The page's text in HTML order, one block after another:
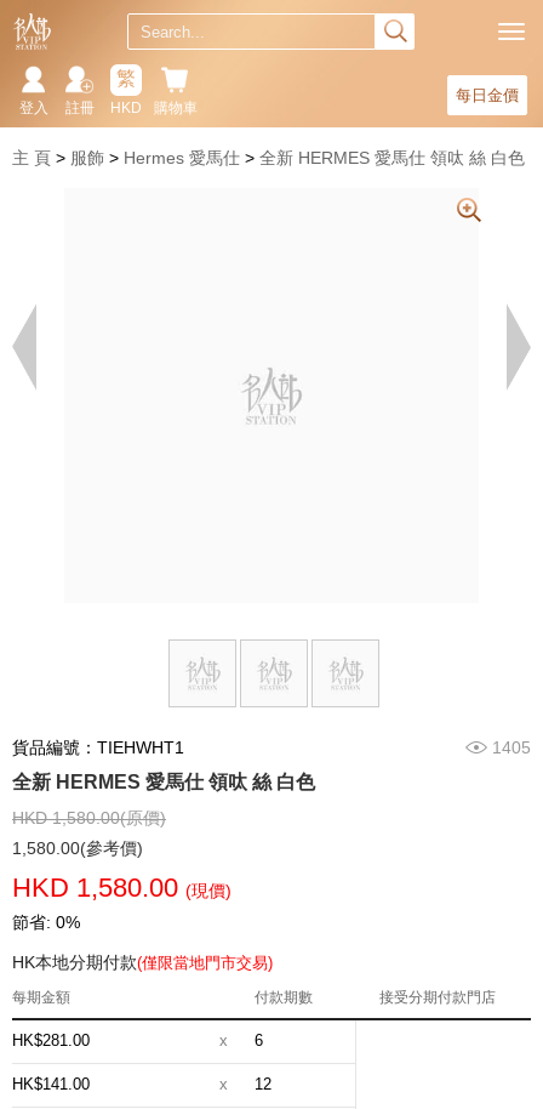
每日金價
購物車
繁
HKD
註冊
登入
主 頁 服飾 Hermes 愛馬仕 全新 HERMES 愛馬仕 領呔 絲 白色
貨品編號：TIEHWHT1 1405
全新 HERMES 愛馬仕 領呔 絲 白色
HKD 1,580.00(原價)
1,580.00(參考價)
HKD 1,580.00 (現價)
節省: 0%
HK本地分期付款(僅限當地門市交易)
每期金額 付款期數 接受分期付款門店
HK$281.00 x 6
HK$141.00 x 12